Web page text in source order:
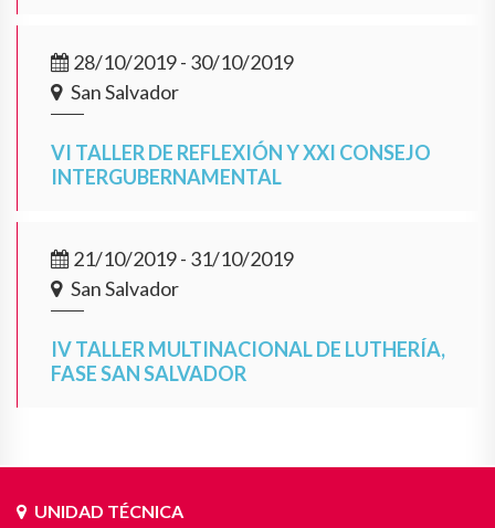
28/10/2019 - 30/10/2019
San Salvador
VI TALLER DE REFLEXIÓN Y XXI CONSEJO
INTERGUBERNAMENTAL
21/10/2019 - 31/10/2019
San Salvador
IV TALLER MULTINACIONAL DE LUTHERÍA,
FASE SAN SALVADOR
UNIDAD TÉCNICA